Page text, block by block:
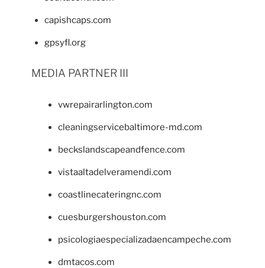
capishcaps.com
gpsyfl.org
MEDIA PARTNER III
vwrepairarlington.com
cleaningservicebaltimore-md.com
beckslandscapeandfence.com
vistaaltadelveramendi.com
coastlinecateringnc.com
cuesburgershouston.com
psicologiaespecializadaencampeche.com
dmtacos.com